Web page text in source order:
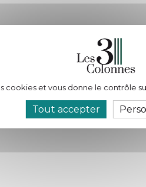
cookies et vous donne le contrôle
Tout accepter